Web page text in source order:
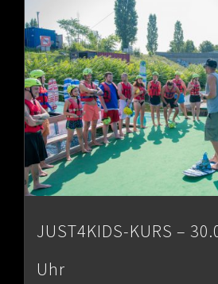
JUST4KIDS-KURS –
Uhr